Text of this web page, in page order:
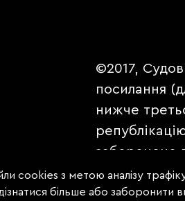
©2017,
посилання
нижче
заборонено
cookies з метою аналізу
більше або